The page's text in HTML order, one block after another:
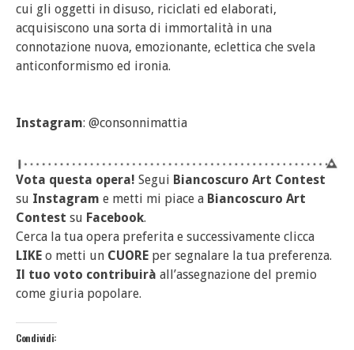
cui gli oggetti in disuso, riciclati ed elaborati,
acquisiscono una sorta di immortalità in una
connotazione nuova, emozionante, eclettica che svela
anticonformismo ed ironia.
Instagram: @consonnimattia
Vota questa opera! Segui Biancoscuro Art Contest
su Instagram e metti mi piace a Biancoscuro Art
Contest su Facebook.
Cerca la tua opera preferita e successivamente clicca
LIKE o metti un CUORE per segnalare la tua preferenza.
Il tuo voto contribuirà all’assegnazione del premio
come giuria popolare.
Condividi: